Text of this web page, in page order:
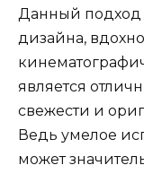
Данный подход
дизайна,
является
свежести и
Ведь умелое
может